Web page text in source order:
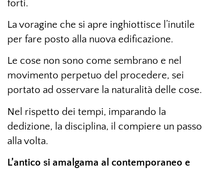
forti.
La voragine che si apre inghiottisce l’inutile
per fare posto alla nuova edificazione.
Le cose non sono come sembrano e nel
movimento perpetuo del procedere, sei
portato ad osservare la naturalità delle cose.
Nel rispetto dei tempi, imparando la
dedizione, la disciplina, il compiere un passo
alla volta.
L’antico si amalgama al contemporaneo e